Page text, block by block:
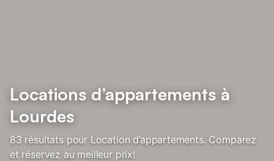
Locations d’appartements à
Lourdes
83 résultats pour Location d’appartements. Comparez
et réservez au meilleur prix!